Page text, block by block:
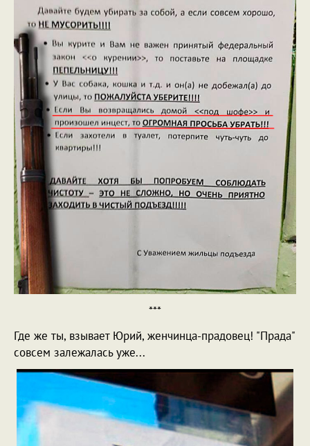
***
Где же ты, взывает Юрий, женчинца-прадовец! "Прада"
совсем залежалась уже...